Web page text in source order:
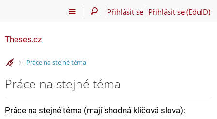
Přihlásit se Přihlásit se (EduID)
Theses.cz
>Práce na stejné téma
Práce na stejné téma
Práce na stejné téma (mají shodná klíčová slova):